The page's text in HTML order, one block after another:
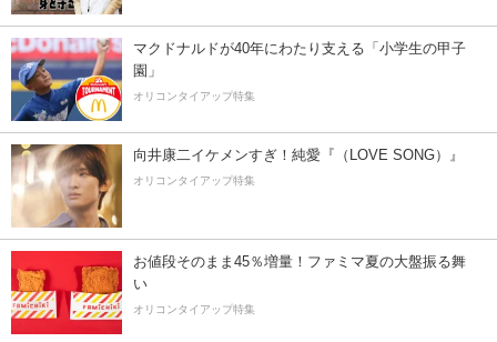
マクドナルドが40年にわたり支える「小学生の甲子
園」
オリコンタイアップ特集
向井康二イケメンすぎ！純愛『（LOVE SONG）』
オリコンタイアップ特集
お値段そのまま45％増量！ファミマ夏の大盤振る舞
い
オリコンタイアップ特集